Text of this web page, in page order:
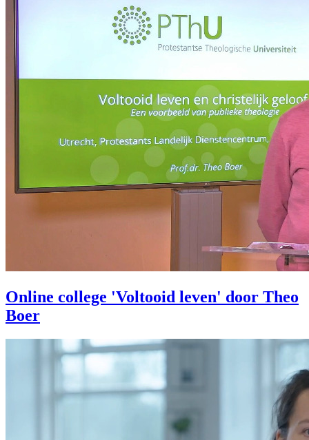
Online college 'Voltooid leven' door Theo
Boer